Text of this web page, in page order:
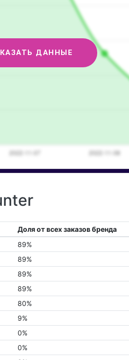
ДАННЫЕ
Доля от всех заказов бренда
89%
89%
89%
89%
80%
9%
0%
0%